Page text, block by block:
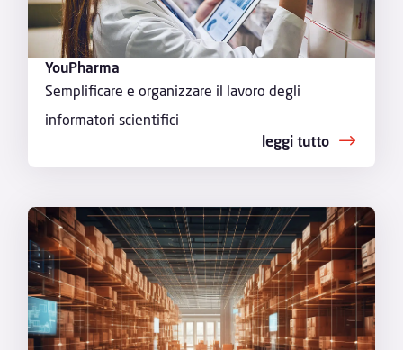
YouPharma
Semplificare e organizzare il lavoro degli
informatori scientifici
leggi tutto